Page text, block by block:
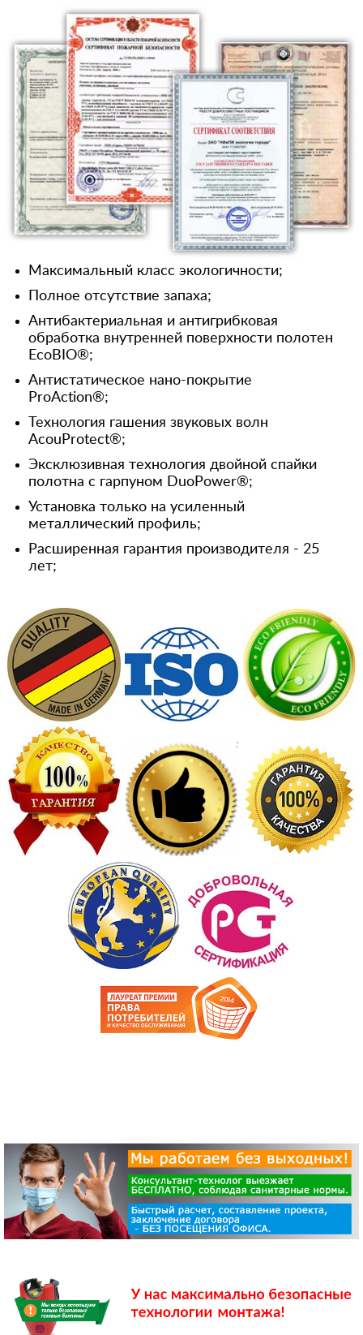
Максимальный класс экологичности;
Полное отсутствие запаха;
Антибактериальная и антигрибковая
обработка внутренней поверхности полотен
EcoBIO®;
Антистатическое нано-покрытие
ProAction®;
Технология гашения звуковых волн
AcouProtect®;
Эксклюзивная технология двойной спайки
полотна с гарпуном DuoPower®;
Установка только на усиленный
металлический профиль;
Расширенная гарантия производителя - 25
лет;